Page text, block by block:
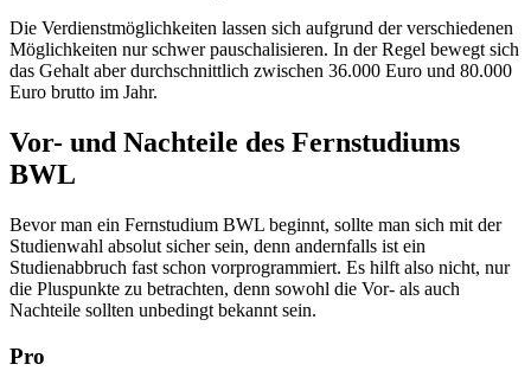
Die Verdienstmöglichkeiten lassen sich aufgrund der verschiedenen
Möglichkeiten nur schwer pauschalisieren. In der Regel bewegt sich
das Gehalt aber durchschnittlich zwischen 36.000 Euro und 80.000
Euro brutto im Jahr.
Vor- und Nachteile des Fernstudiums
BWL
Bevor man ein Fernstudium BWL beginnt, sollte man sich mit der
Studienwahl absolut sicher sein, denn andernfalls ist ein
Studienabbruch fast schon vorprogrammiert. Es hilft also nicht, nur
die Pluspunkte zu betrachten, denn sowohl die Vor- als auch
Nachteile sollten unbedingt bekannt sein.
Pro